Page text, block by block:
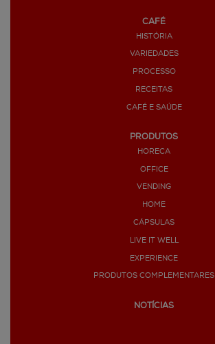
CAFÉ
HISTÓRIA
VARIEDADES
PROCESSO
RECEITAS
CAFÉ E SAÚDE
PRODUTOS
HORECA
OFFICE
VENDING
HOME
CÁPSULAS
LIVE IT WELL
EXPERIENCE
PRODUTOS COMPLEMENTARES
NOTÍCIAS